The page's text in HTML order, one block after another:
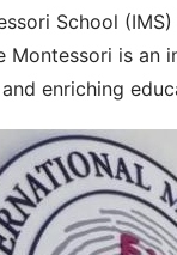
School
Montessori is
enriching